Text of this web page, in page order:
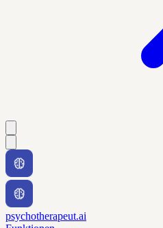
psychotherapeut.ai